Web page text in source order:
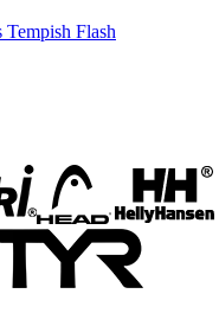
Tempish Flash